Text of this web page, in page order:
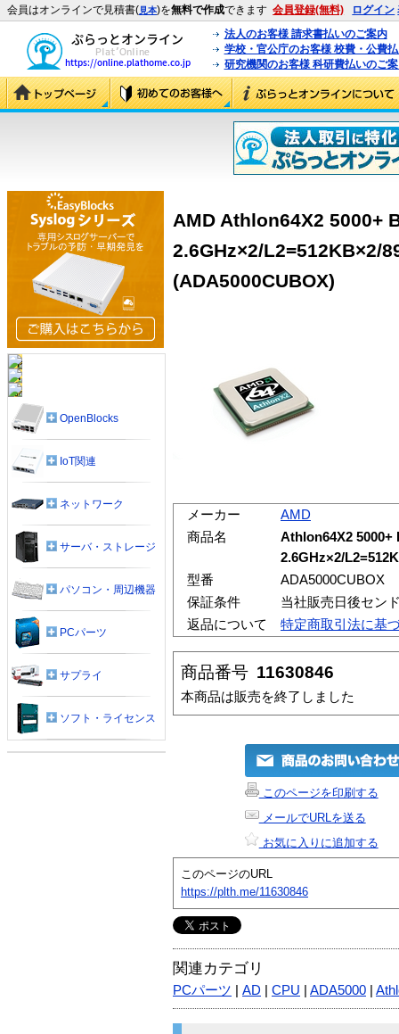
会員はオンラインで見積書(見本)を無料で作成できます 会員登録(無料) ログイン
法人のお客様 請求書払いのご案内
学校・官公庁のお客様 校費・公費
研究機関のお客様 科研費払いのご
AMD Athlon64X2 5000+
2.6GHz×2/L2=512KB×2/
(ADA5000CUBOX)
メーカー
AMD
商品名
Athlon64X2 5000+
2.6GHz×2/
型番
ADA5000CUBOX
保証条件
当社販売日後セン
返品について
特定商取引法に基
商品番号 11630846
本商品は販売を終了しました
このページを印刷する
メールでURLを送る
お気に入りに追加する
このページのURL
https://plth.me/11630846
関連カテゴリ
PCパーツ AD CPU ADA5000
OpenBlocks
IoT関連
ネットワーク
サーバ・ストレージ
パソコン・周辺機器
PCパーツ
サプライ
ソフト・ライセンス